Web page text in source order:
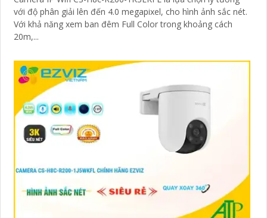
với độ phân giải lên đến 4.0 megapixel, cho hình ảnh sắc nét.
Với khả năng xem ban đêm Full Color trong khoảng cách
20m,...